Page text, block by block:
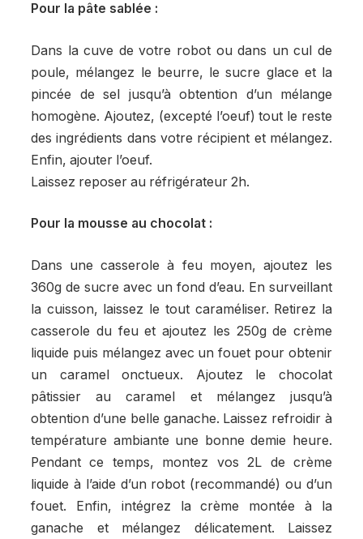
Pour la pâte sablée :
Dans la cuve de votre robot ou dans un cul de
poule, mélangez le beurre, le sucre glace et la
pincée de sel jusqu’à obtention d’un mélange
homogène. Ajoutez, (excepté l’oeuf) tout le reste
des ingrédients dans votre récipient et mélangez.
Enfin, ajouter l’oeuf.
Laissez reposer au réfrigérateur 2h.
Pour la mousse au chocolat :
Dans une casserole à feu moyen, ajoutez les
360g de sucre avec un fond d’eau. En surveillant
la cuisson, laissez le tout caraméliser. Retirez la
casserole du feu et ajoutez les 250g de crème
liquide puis mélangez avec un fouet pour obtenir
un caramel onctueux. Ajoutez le chocolat
pâtissier au caramel et mélangez jusqu’à
obtention d’une belle ganache. Laissez refroidir à
température ambiante une bonne demie heure.
Pendant ce temps, montez vos 2L de crème
liquide à l’aide d’un robot (recommandé) ou d’un
fouet. Enfin, intégrez la crème montée à la
ganache et mélangez délicatement. Laissez